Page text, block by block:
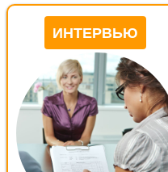
ИНТЕРВЬЮ